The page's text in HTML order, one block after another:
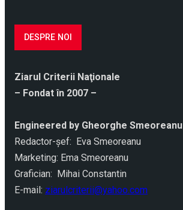
DESPRE NOI
Ziarul Criterii Naţionale
– Fondat în 2007 –
Engineered by Gheorghe Smeoreanu
Redactor-şef: Eva Smeoreanu
Marketing: Ema Smeoreanu
Grafician: Mihai Constantin
E-mail: ziarulcriterii@yahoo.com